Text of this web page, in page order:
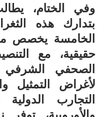
وفي الختام،
بتدارك هذه
الخامسة يخصص
حقيقية، مع
الصحفي
لأغراض التمثيل
التجارب الدولية